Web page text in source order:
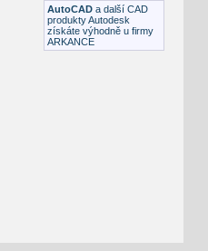
AutoCAD a další CAD
produkty Autodesk
získáte výhodně u firmy
ARKANCE